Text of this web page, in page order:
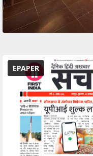
EPAPER